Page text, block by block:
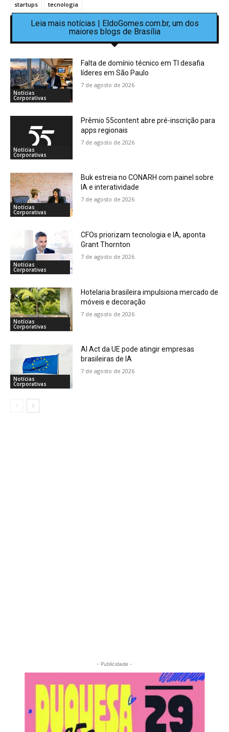
startups
tecnologia
Leia mais notícias | EldoGomes.com.br, um dos
maiores blogs de Brasília
Notícias
Corporativas
Falta de domínio técnico em TI desafia
líderes em São Paulo
7 de agosto de 2026
Notícias
Corporativas
Prêmio 55content abre pré-inscrição para
apps regionais
7 de agosto de 2026
Notícias
Corporativas
Buk estreia no CONARH com painel sobre
IA e interatividade
7 de agosto de 2026
Notícias
Corporativas
CFOs priorizam tecnologia e IA, aponta
Grant Thornton
7 de agosto de 2026
Notícias
Corporativas
Hotelaria brasileira impulsiona mercado de
móveis e decoração
7 de agosto de 2026
Notícias
Corporativas
AI Act da UE pode atingir empresas
brasileiras de IA
7 de agosto de 2026
- Publicidade -